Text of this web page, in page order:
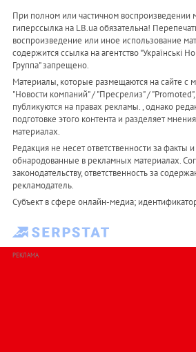
При полном или частичном воспроизведении
гиперссылка на LB.ua обязательна!
воспроизведение или иное использование
содержится ссылка на агентство "Українськi
Группа" запрещено.
Материалы, которые размещаются на сайте с
"Новости компаний" / "Пресрелиз" /
публикуются на правах рекламы. , однако
подготовке этого контента и разделяет
материалах.
Редакция не несет ответственности за факты
обнародованные в рекламных материалах.
законодательству, ответственность за
рекламодатель.
Субъект в сфере онлайн-медиа;
РЕКЛАМА